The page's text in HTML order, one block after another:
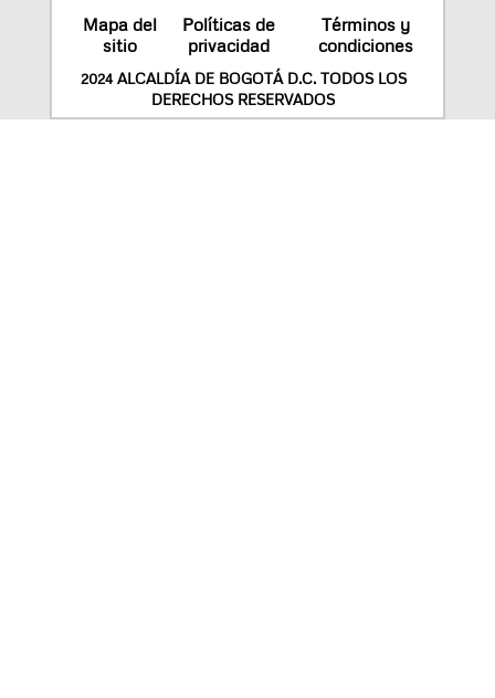
Mapa del
sitio
Políticas de
privacidad
Términos y
condiciones
2024 ALCALDÍA DE BOGOTÁ D.C. TODOS LOS
DERECHOS RESERVADOS